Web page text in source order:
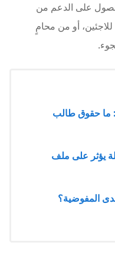
على الدعم من
أو من محامٍ
ما حقوق طالب
يؤثر على ملف
المفوضية؟